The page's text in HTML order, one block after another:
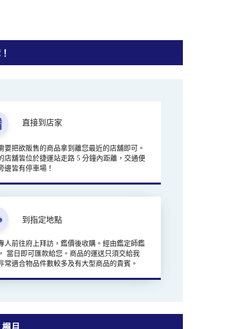
直接到店家
要把欲販售的商品拿到離您最近的店舖即可。
店舖皆位於捷運站走路 5 分鐘內距離，交通便
邊皆有停車場！
到指定地點
人前往府上拜訪，鑑價後收購。經由鑑定師鑑
當日即可匯款給您。商品的運送只須交給我
常適合物品件數較多及有大型商品的貴賓。